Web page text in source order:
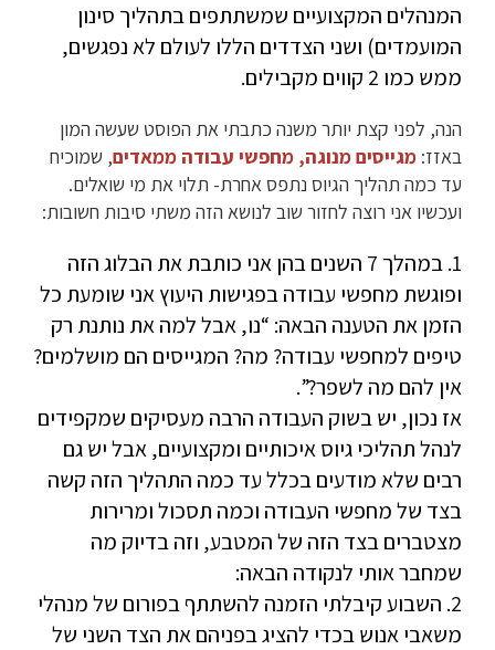
המנהלים המקצועיים שמשתתפים בתהליך סינון
המועמדים) ושני הצדדים הללו לעולם לא נפגשים,
ממש כמו 2 קווים מקבילים.
הנה, לפני קצת יותר משנה כתבתי את הפוסט שעשה המון
באזז: מגייסים מנוגה, מחפשי עבודה ממאדים, שמוכיח
עד כמה תהליך הגיוס נתפס אחרת- תלוי את מי שואלים.
ועכשיו אני רוצה לחזור שוב לנושא הזה משתי סיבות חשובות:
1. במהלך 7 השנים בהן אני כותבת את הבלוג הזה
ופוגשת מחפשי עבודה בפגישות היעוץ אני שומעת כל
הזמן את הטענה הבאה: “נו, אבל למה את נותנת רק
טיפים למחפשי עבודה? מה? המגייסים הם מושלמים?
אין להם מה לשפר?”.
אז נכון, יש בשוק העבודה הרבה מעסיקים שמקפידים
לנהל תהליכי גיוס איכותיים ומקצועיים, אבל יש גם
רבים שלא מודעים בכלל עד כמה התהליך הזה קשה
בצד של מחפשי העבודה וכמה תסכול ומרירות
מצטברים בצד הזה של המטבע, וזה בדיוק מה
שמחבר אותי לנקודה הבאה:
2. השבוע קיבלתי הזמנה להשתתף בפורום של מנהלי
משאבי אנוש בכדי להציג בפניהם את הצד השני של